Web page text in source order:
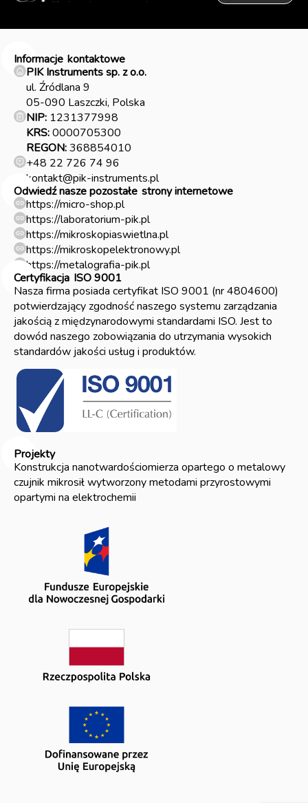
Informacje kontaktowe
PIK Instruments sp. z o.o.
ul. Źródlana 9
05-090 Laszczki, Polska
NIP: 1231377998
KRS:0000705300
REGON:368854010
+48 22 726 74 96
kontakt@pik-instruments.pl
Odwiedź nasze pozostałe strony internetowe
https://micro-shop.pl
https://laboratorium-pik.pl
https://mikroskopiaswietlna.pl
https://mikroskopelektronowy.pl
https://metalografia-pik.pl
Certyfikacja ISO 9001
Nasza firma posiada certyfikat ISO 9001 (nr 4804600)
potwierdzający zgodność naszego systemu zarządzania
jakością z międzynarodowymi standardami ISO. Jest to
dowód naszego zobowiązania do utrzymania wysokich
standardów jakości usług i produktów.
Projekty
Konstrukcja nanotwardościomierza opartego o metalowy
czujnik mikrosił wytworzony metodami przyrostowymi
opartymi na elektrochemii